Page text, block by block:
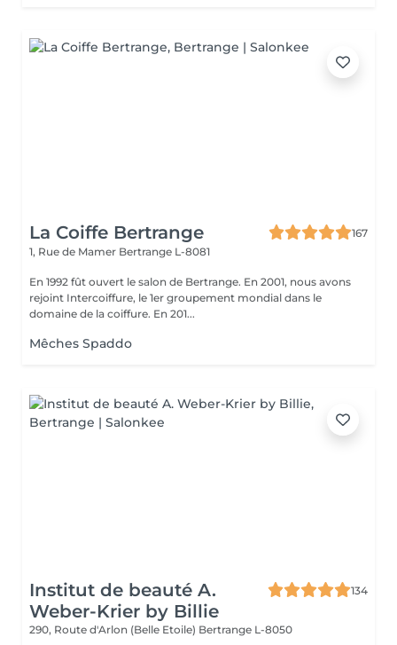
La Coiffe Bertrange
167
1, Rue de Mamer Bertrange L-8081
En 1992 fût ouvert le salon de Bertrange. En 2001, nous avons
rejoint Intercoiffure, le 1er groupement mondial dans le
domaine de la coiffure. En 201...
Mêches Spaddo
Institut de beauté A.
Weber-Krier by Billie
134
290, Route d'Arlon (Belle Etoile) Bertrange L-8050